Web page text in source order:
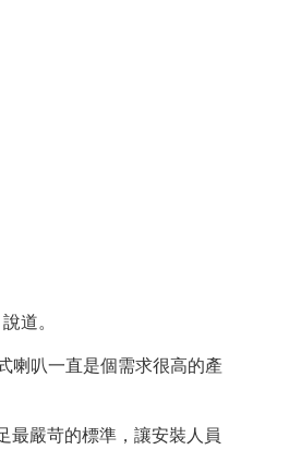
道。
喇叭一直是個需求很高的產
最嚴苛的標準，讓安裝人員